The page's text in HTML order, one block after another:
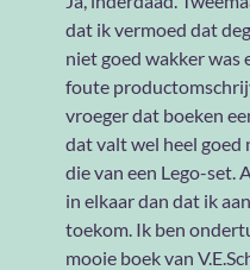
dat ik vermoed dat
niet goed wakker was
foute
vroeger dat boeken
dat valt wel heel goed
die van een Lego-set.
in elkaar dan dat ik
toekom. Ik ben
mooie boek van